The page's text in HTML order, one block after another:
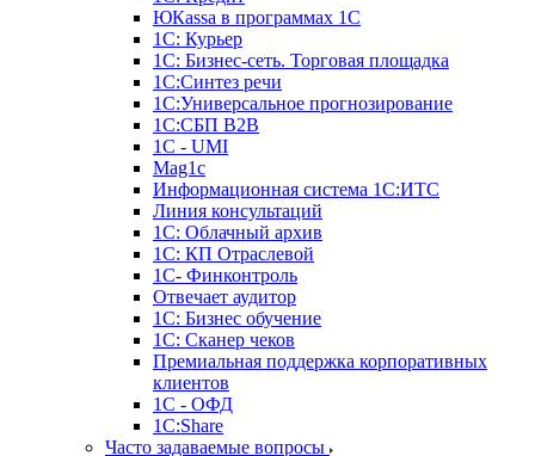
ЮКаssа в программах 1С
1С: Курьер
1С: Бизнес-сеть. Торговая площадка
1С:Синтез речи
1С:Универсальное прогнозирование
1С:СБП B2B
1C - UMI
Mag1c
Информационная система 1С:ИТС
Линия консультаций
1С: Облачный архив
1С: КП Отраслевой
1С- Финконтроль
Отвечает аудитор
1С: Бизнес обучение
1С: Сканер чеков
Премиальная поддержка корпоративных
клиентов
1С - ОФД
1С:Share
Часто задаваемые вопросы